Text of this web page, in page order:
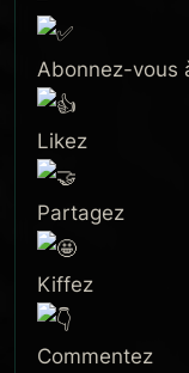
Abonnez-vous
Likez
Partagez
Kiffez
Commentez